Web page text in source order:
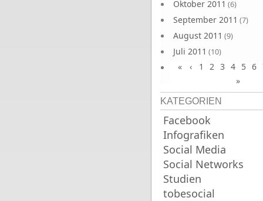
Oktober 2011 (6)
September 2011 (7)
August 2011 (9)
Juli 2011 (10)
Juni 2011(9)
« ‹ 1 2 3 4 5 6
»
KATEGORIEN
Facebook
Infografiken
Social Media
Social Networks
Studien
tobesocial